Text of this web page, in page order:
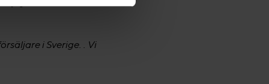
i Sverige. . Vi